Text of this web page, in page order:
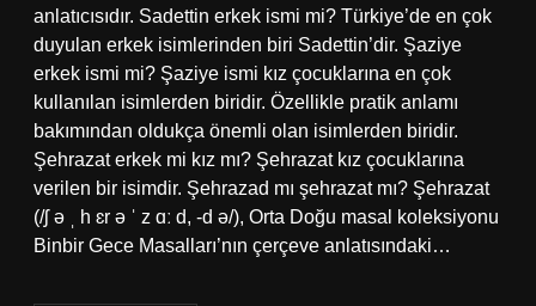
anlatıcısıdır. Sadettin erkek ismi mi? Türkiye’de en çok
duyulan erkek isimlerinden biri Sadettin’dir. Şaziye
erkek ismi mi? Şaziye ismi kız çocuklarına en çok
kullanılan isimlerden biridir. Özellikle pratik anlamı
bakımından oldukça önemli olan isimlerden biridir.
Şehrazat erkek mi kız mı? Şehrazat kız çocuklarına
verilen bir isimdir. Şehrazad mı şehrazat mı? Şehrazat
(/ʃ ə ˌ h ɛr ə ˈ z ɑː d, -d ə/), Orta Doğu masal koleksiyonu
Binbir Gece Masalları’nın çerçeve anlatısındaki…